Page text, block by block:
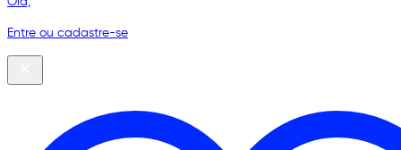
Entre ou cadastre-se